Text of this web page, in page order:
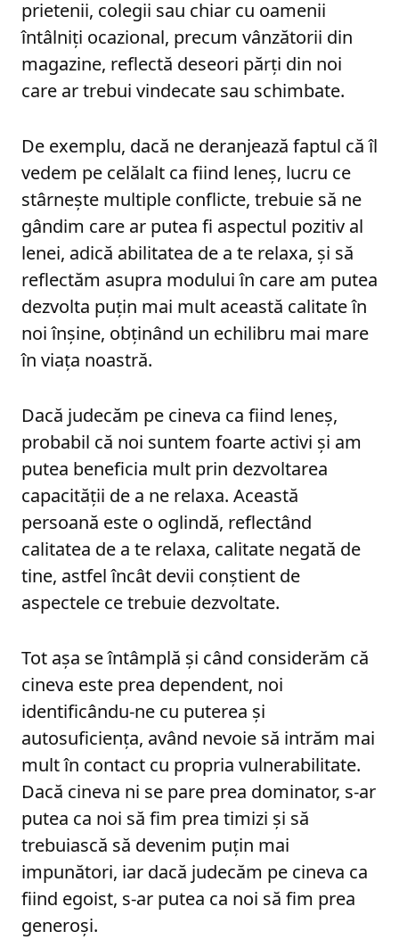
prietenii, colegii sau chiar cu oamenii
întâlniți ocazional, precum vânzătorii din
magazine, reflectă deseori părți din noi
care ar trebui vindecate sau schimbate.
De exemplu, dacă ne deranjează faptul că îl
vedem pe celălalt ca fiind leneș, lucru ce
stârnește multiple conflicte, trebuie să ne
gândim care ar putea fi aspectul pozitiv al
lenei, adică abilitatea de a te relaxa, și să
reflectăm asupra modului în care am putea
dezvolta puțin mai mult această calitate în
noi înșine, obținând un echilibru mai mare
în viața noastră.
Dacă judecăm pe cineva ca fiind leneș,
probabil că noi suntem foarte activi și am
putea beneficia mult prin dezvoltarea
capacității de a ne relaxa. Această
persoană este o oglindă, reflectând
calitatea de a te relaxa, calitate negată de
tine, astfel încât devii conștient de
aspectele ce trebuie dezvoltate.
Tot așa se întâmplă și când considerăm că
cineva este prea dependent, noi
identificându-ne cu puterea și
autosuficiența, având nevoie să intrăm mai
mult în contact cu propria vulnerabilitate.
Dacă cineva ni se pare prea dominator, s-ar
putea ca noi să fim prea timizi și să
trebuiască să devenim puțin mai
impunători, iar dacă judecăm pe cineva ca
fiind egoist, s-ar putea ca noi să fim prea
generoși.